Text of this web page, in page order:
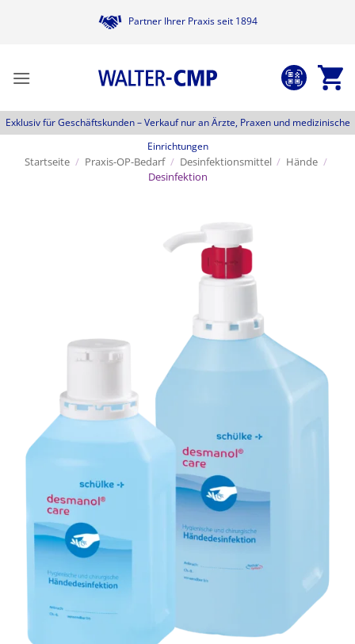
Partner Ihrer Praxis seit 1894
Exklusiv für Geschäftskunden –Verkauf nur an Ärzte, Praxen und medizinische
Einrichtungen
Startseite / Praxis-OP-Bedarf / Desinfektionsmittel / Hände /
Desinfektion